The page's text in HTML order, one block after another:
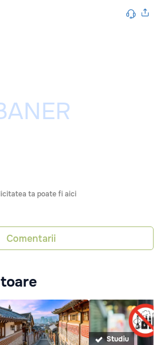
ta poate fi aici
Comentarii
Studiu